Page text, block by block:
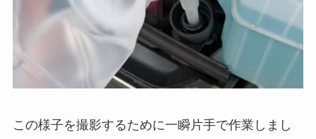
この様子を撮影するために一瞬片手で作業しまし